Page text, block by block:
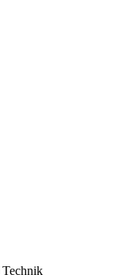
Technik